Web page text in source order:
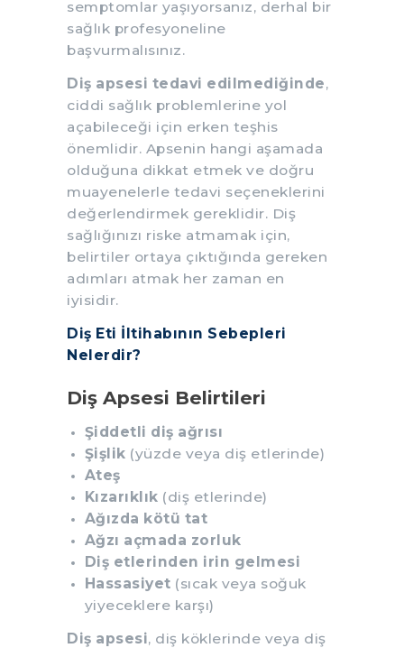
semptomlar yaşıyorsanız, derhal bir
sağlık profesyoneline
başvurmalısınız.
Diş apsesi tedavi edilmediğinde,
ciddi sağlık problemlerine yol
açabileceği için erken teşhis
önemlidir. Apsenin hangi aşamada
olduğuna dikkat etmek ve doğru
muayenelerle tedavi seçeneklerini
değerlendirmek gereklidir. Diş
sağlığınızı riske atmamak için,
belirtiler ortaya çıktığında gereken
adımları atmak her zaman en
iyisidir.
Diş Eti İltihabının Sebepleri
Nelerdir?
Diş Apsesi Belirtileri
Şiddetli diş ağrısı
Şişlik (yüzde veya diş etlerinde)
Ateş
Kızarıklık (diş etlerinde)
Ağızda kötü tat
Ağzı açmada zorluk
Diş etlerinden irin gelmesi
Hassasiyet (sıcak veya soğuk
yiyeceklere karşı)
Diş apsesi, diş köklerinde veya diş